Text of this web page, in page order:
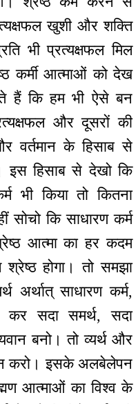
खुशी और शक्ति
भी प्रत्यक्षफल मिल
कर्मी आत्माओं को देख
हैं कि हम भी ऐसे बन
और दूसरों की
वर्तमान के हिसाब से
इस हिसाब से देखो कि
भी किया तो कितना
कि साधारण कर्म
आत्मा का हर कदम
होगा। तो समझा
अर्थात् साधारण कर्म,
कर सदा समर्थ, सदा
बनो। तो व्यर्थ और
करो। इसके अलबेलेपन
आत्माओं का विश्व के